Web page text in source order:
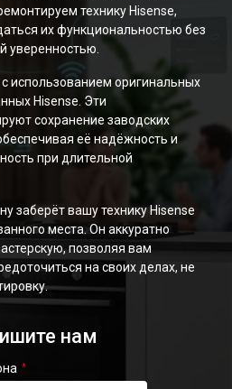
технику Hisense,
их функциональностью без
уверенностью.
использованием оригинальных
Hisense. Эти
сохранение заводских
её надёжность и
при длительной
заберёт вашу технику Hisense
места. Он аккуратно
позволяя вам
на своих делах, не
нам